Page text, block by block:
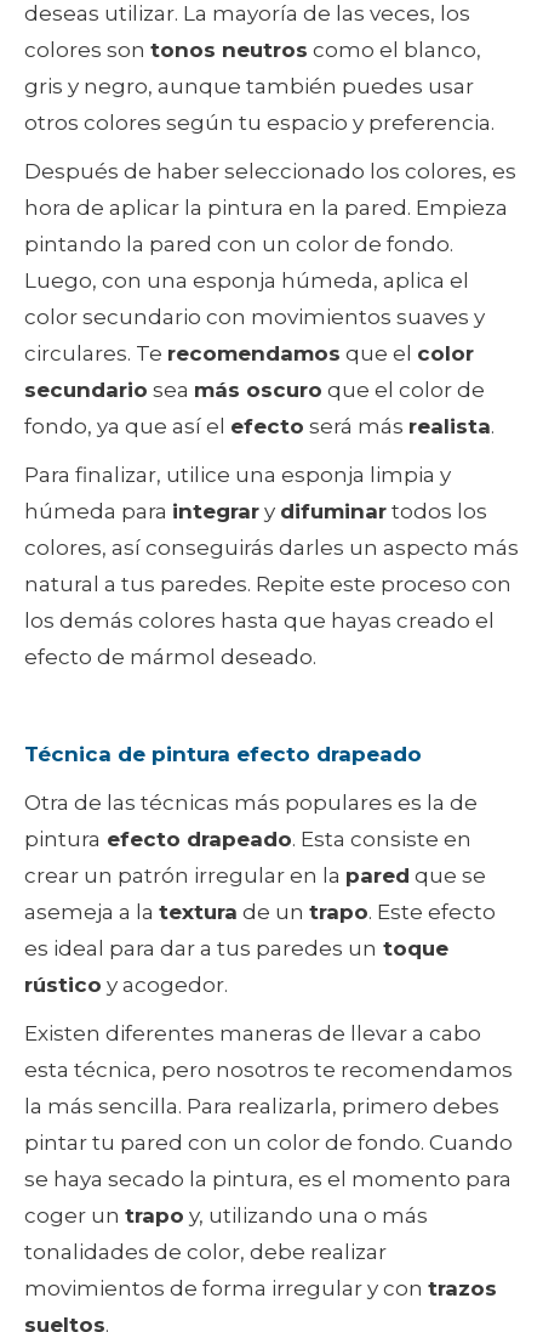
deseas utilizar. La mayoría de las veces, los
colores son tonos neutros como el blanco,
gris y negro, aunque también puedes usar
otros colores según tu espacio y preferencia.
Después de haber seleccionado los colores, es
hora de aplicar la pintura en la pared. Empieza
pintando la pared con un color de fondo.
Luego, con una esponja húmeda, aplica el
color secundario con movimientos suaves y
circulares. Te recomendamos que el color
secundario sea más oscuro que el color de
fondo, ya que así el efecto será más realista.
Para finalizar, utilice una esponja limpia y
húmeda para integrar y difuminar todos los
colores, así conseguirás darles un aspecto más
natural a tus paredes. Repite este proceso con
los demás colores hasta que hayas creado el
efecto de mármol deseado.
Técnica de pintura efecto drapeado
Otra de las técnicas más populares es la de
pintura efecto drapeado. Esta consiste en
crear un patrón irregular en la pared que se
asemeja a la textura de un trapo. Este efecto
es ideal para dar a tus paredes un toque
rústico y acogedor.
Existen diferentes maneras de llevar a cabo
esta técnica, pero nosotros te recomendamos
la más sencilla. Para realizarla, primero debes
pintar tu pared con un color de fondo. Cuando
se haya secado la pintura, es el momento para
coger un trapo y, utilizando una o más
tonalidades de color, debe realizar
movimientos de forma irregular y con trazos
sueltos.